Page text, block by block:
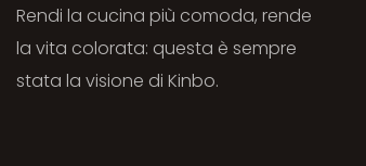
Rendi la cucina più comoda, rende
la vita colorata: questa è sempre
stata la visione di Kinbo.